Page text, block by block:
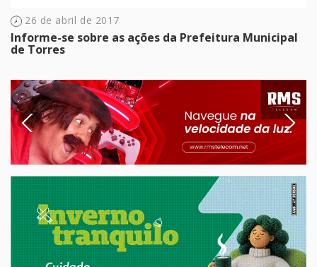
26 de abril de 2017
Informe-se sobre as ações da Prefeitura Municipal
de Torres
Previous Next